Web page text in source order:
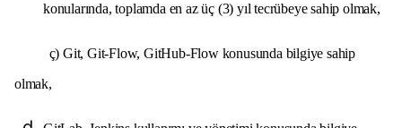
konularında, toplamda en az üç (3) yıl tecrübeye sahip olmak,
ç) Git, Git-Flow, GitHub-Flow konusunda bilgiye sahip
olmak,